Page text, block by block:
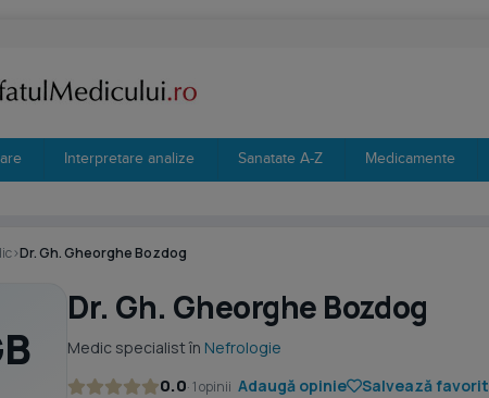
Interpretare analize Sanatate A-Z Medicamente
›Dr. Gh. Gheorghe Bozdog
Dr. Gh. Gheorghe Bozdog
Medic specialist în Nefrologie
0.0· 1 opinii Adaugă opinie Salvează favorit